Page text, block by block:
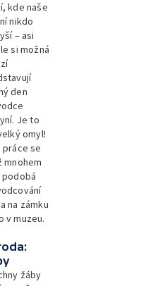
kde naše
nikdo
– asi
si možná
den
Je to
omyl!
práce se
mnohem
na zámku
v muzeu.
žáby